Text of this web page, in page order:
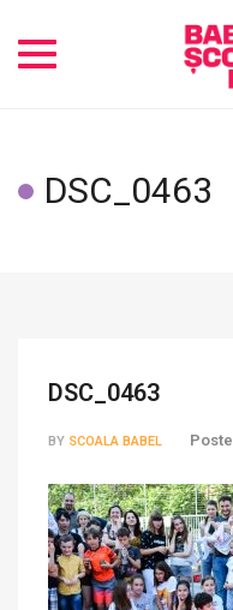
Toggle
DSC_0463
DSC_0463
BY SCOALA BABEL